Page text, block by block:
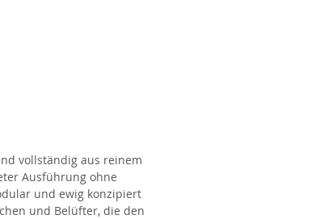
vollständig aus reinem
Ausführung ohne
und ewig konzipiert
und Belüfter, die den